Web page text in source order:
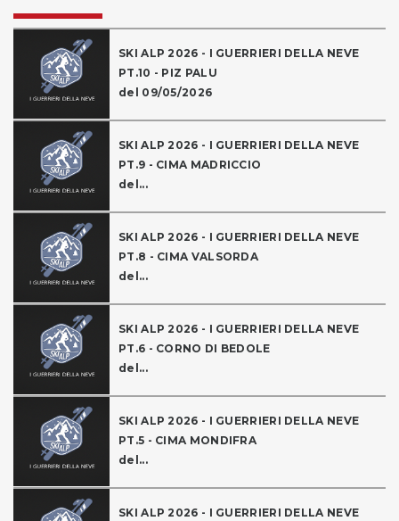
SKI ALP 2026 - I GUERRIERI DELLA NEVE
PT.10 - PIZ PALU
del 09/05/2026
SKI ALP 2026 - I GUERRIERI DELLA NEVE
PT.9 - CIMA MADRICCIO
del...
SKI ALP 2026 - I GUERRIERI DELLA NEVE
PT.8 - CIMA VALSORDA
del...
SKI ALP 2026 - I GUERRIERI DELLA NEVE
PT.6 - CORNO DI BEDOLE
del...
SKI ALP 2026 - I GUERRIERI DELLA NEVE
PT.5 - CIMA MONDIFRA
del...
SKI ALP 2026 - I GUERRIERI DELLA NEVE